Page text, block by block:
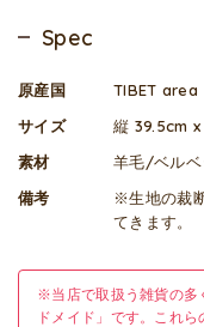
Spec
原産国
TIBET area
サイズ
縦 39.5cm
素材
羊毛/ベルベ
備考
※生地の裁
てきます。
※当店で取扱う雑貨の多
ドメイド」です。これ